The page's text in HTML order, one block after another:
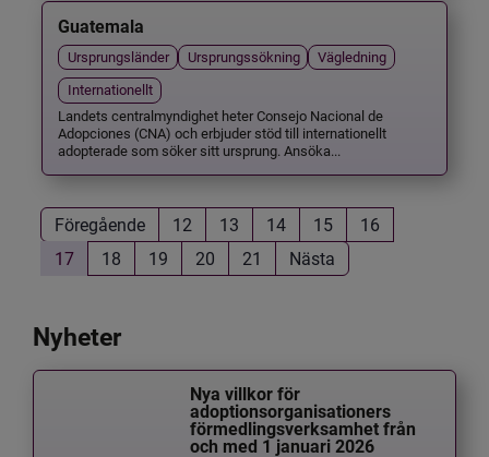
Guatemala
Ursprungsländer Ursprungssökning
Vägledning
Internationellt
Landets centralmyndighet heter Consejo Nacional de
Adopciones (CNA) och erbjuder stöd till internationellt
adopterade som söker sitt ursprung. Ansöka...
Föregående 12 13 14 15
16
17
18 19 20 21 Nästa
Nyheter
Nya villkor för
adoptionsorganisationers
förmedlingsverksamhet från
och med 1 januari 2026